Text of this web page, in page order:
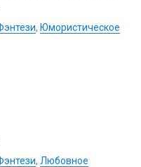
, Юмористическое
, Любовное